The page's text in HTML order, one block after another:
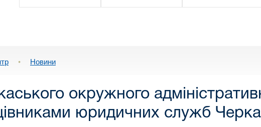
• Новини
окружного
юридичних служб